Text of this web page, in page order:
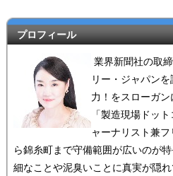
プロフィール
業界新聞社の取
リー・ジャパン
力！をスローガ
「製造現場ドッ
ャーナリスト兼
ら錦糸町まで守備範囲が広いのが
細なことや泥臭いことに真実が隠